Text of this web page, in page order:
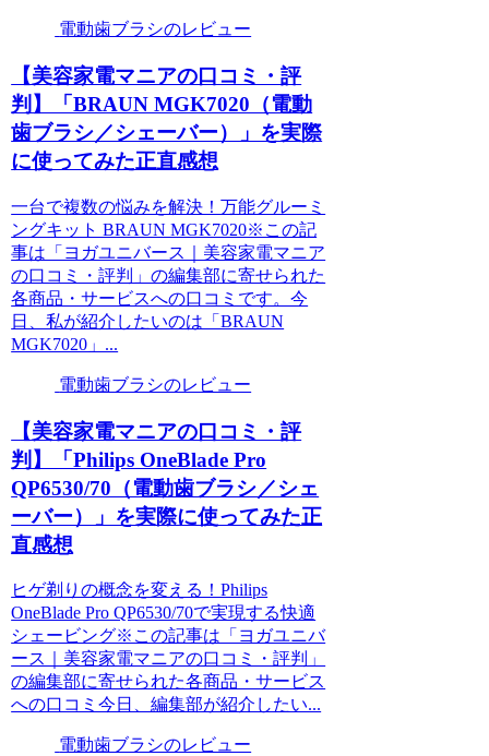
電動歯ブラシのレビュー
【美容家電マニアの口コミ・評
判】「BRAUN MGK7020（電動
歯ブラシ／シェーバー）」を実際
に使ってみた正直感想
一台で複数の悩みを解決！万能グルーミ
ングキット BRAUN MGK7020※この記
事は「ヨガユニバース｜美容家電マニア
の口コミ・評判」の編集部に寄せられた
各商品・サービスへの口コミです。今
日、私が紹介したいのは「BRAUN
MGK7020」...
電動歯ブラシのレビュー
【美容家電マニアの口コミ・評
判】「Philips OneBlade Pro
QP6530/70（電動歯ブラシ／シェ
ーバー）」を実際に使ってみた正
直感想
ヒゲ剃りの概念を変える！Philips
OneBlade Pro QP6530/70で実現する快適
シェービング※この記事は「ヨガユニバ
ース｜美容家電マニアの口コミ・評判」
の編集部に寄せられた各商品・サービス
への口コミ今日、編集部が紹介したい...
電動歯ブラシのレビュー